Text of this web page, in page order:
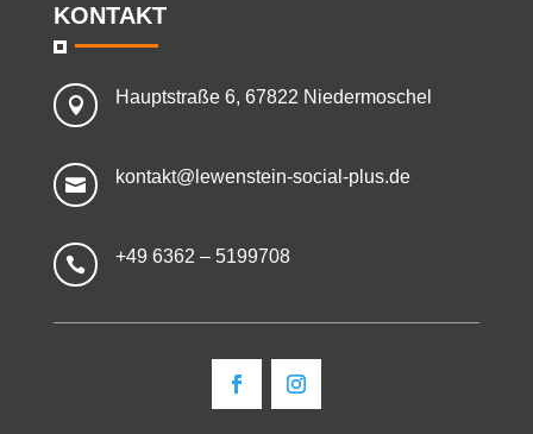
KONTAKT
 Hauptstraße 6, 67822 Niedermoschel
 kontakt@lewenstein-social-plus.de
 +49 6362 – 5199708